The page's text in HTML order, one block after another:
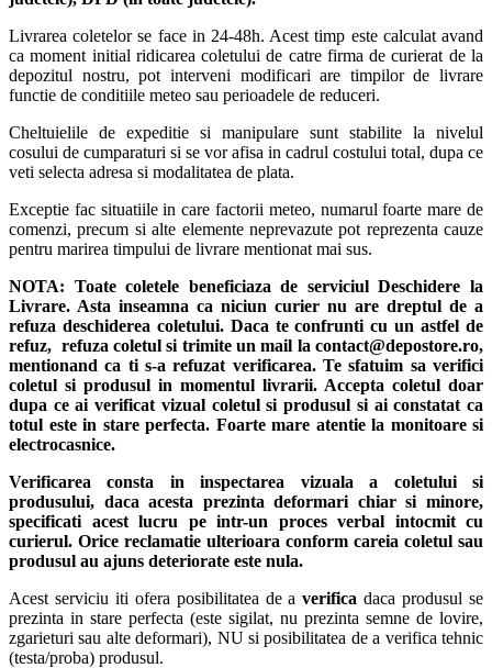
Livrarea coletelor se face in 24-48h. Acest timp este calculat avand
ca moment initial ridicarea coletului de catre firma de curierat de la
depozitul nostru, pot interveni modificari are timpilor de livrare
functie de conditiile meteo sau perioadele de reduceri.
Cheltuielile de expeditie si manipulare sunt stabilite la nivelul
cosului de cumparaturi si se vor afisa in cadrul costului total, dupa ce
veti selecta adresa si modalitatea de plata.
Exceptie fac situatiile in care factorii meteo, numarul foarte mare de
comenzi, precum si alte elemente neprevazute pot reprezenta cauze
pentru marirea timpului de livrare mentionat mai sus.
NOTA: Toate coletele beneficiaza de serviciul Deschidere la
Livrare. Asta inseamna ca niciun curier nu are dreptul de a
refuza deschiderea coletului. Daca te confrunti cu un astfel de
refuz, refuza coletul si trimite un mail la contact@depostore.ro,
mentionand ca ti s-a refuzat verificarea. Te sfatuim sa verifici
coletul si produsul in momentul livrarii. Accepta coletul doar
dupa ce ai verificat vizual coletul si produsul si ai constatat ca
totul este in stare perfecta. Foarte mare atentie la monitoare si
electrocasnice.
Verificarea consta in inspectarea vizuala a coletului si
produsului, daca acesta prezinta deformari chiar si minore,
specificati acest lucru pe intr-un proces verbal intocmit cu
curierul. Orice reclamatie ulterioara conform careia coletul sau
produsul au ajuns deteriorate este nula.
Acest serviciu iti ofera posibilitatea de averifica daca produsul se
prezinta in stare perfecta (este sigilat, nu prezinta semne de lovire,
zgarieturi sau alte deformari), NU si posibilitatea de a verifica tehnic
(testa/proba) produsul.